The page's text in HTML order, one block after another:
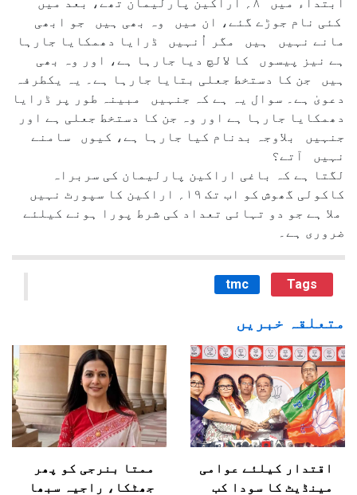
ابتداء میں ۸؍ اراکین پارلیمان تھے، بعد میں
کئی نام جوڑے گئے، ان میں وہ بھی ہیں جو ابھی
مانے نہیں ہیں مگر اُنہیں ڈرایا دھمکایا جارہا
ہے نیز پیسوں کا لالچ دیا جارہا ہے، اور وہ بھی
ہیں جن کا دستخط جعلی بتایا جارہا ہے۔ یہ یکطرفہ
دعویٰ ہے۔ سوال یہ ہے کہ جنہیں مبینہ طور پر ڈرایا
دھمکایا جارہا ہے اور وہ جن کا دستخط جعلی ہے اور
جنہیں بلاوجہ بدنام کیا جارہا ہے، کیوں سامنے
نہیں آتے؟
لگتا ہے کہ باغی اراکین پارلیمان کی سربراہ
کاکولی گھوش کو اب تک ۱۹؍ اراکین کا سپورٹ نہیں
ملا ہے جو دو تہائی تعداد کی شرط پورا ہونے کیلئے
ضروری ہے۔
tmc Tags
متعلقہ خبریں
اقتدار کیلئے عوامی
مینڈیٹ کا سودا کب
ممتا بنرجی کو پھر
جھٹکا، راجیہ سبھا